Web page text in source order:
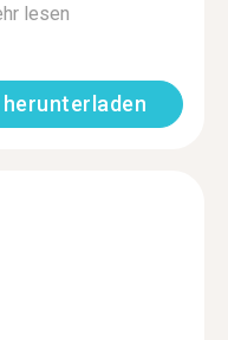
lesen
herunterladen